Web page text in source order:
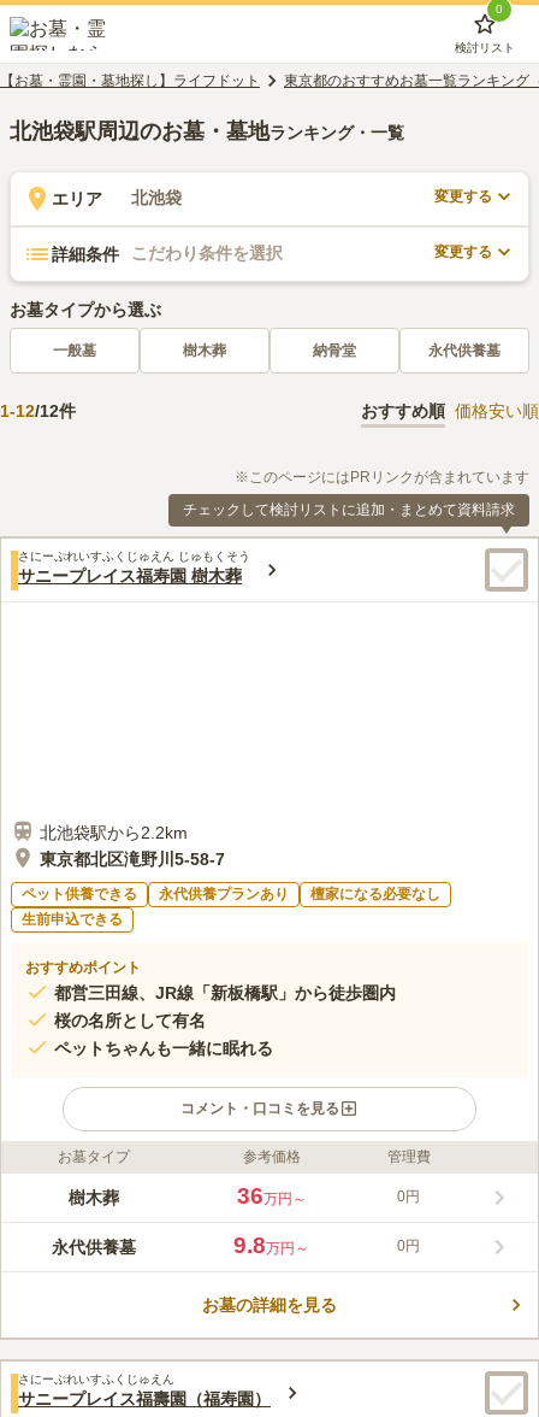
0
検討リスト
【お墓・霊園・墓地探し】ライフドット 東京都のおすすめお墓一覧ランキング
北池袋駅周辺のお墓・墓地ランキング・一覧
エリア 北池袋 変更する
詳細条件 こだわり条件を選択 変更する
お墓タイプから選ぶ
一般墓 樹木葬 納骨堂 永代供養墓
1-12/12件 おすすめ順 価格安い順
※このページにはPRリンクが含まれています
チェックして検討リストに追加・まとめて資料請求
さにーぷれいすふくじゅえん じゅもくそう
サニープレイス福寿園 樹木葬
北池袋駅から2.2km
東京都北区滝野川5-58-7
ペット供養できる 永代供養プランあり
檀家になる必要なし
生前申込できる
おすすめポイント
都営三田線、JR線「新板橋駅」から徒歩圏内
桜の名所として有名
ペットちゃんも一緒に眠れる
コメント・口コミを見る
ライフドット編集部のコメント
都営三田線「新板橋駅」から徒歩６分と駅からのアクセス良好な
参り後の散策も楽しめます。サニープレイス福寿園は、宗旨・宗
派は不問で、生前申込み可能なので、どなたでもご利用頂けま
らず安心できます。また、ペットちゃんと一緒に眠ることができ
みんなの評価
4.4 口コミ20件
30代男性
故人が桜が好きだったため桜がある霊園を探していました。都内
では難しいかなと思いましたが桜の有名な石神井川に隣接するこの霊園を
見つけることができました。今年の春にお墓参りに行きましたが見事な景
お墓タイプ 参考価格 管理費
樹木葬 36万円～ 0円
永代供養墓 9.8万円～ 0円
お墓の詳細を見る
さにーぷれいすふくじゅえん
サニープレイス福壽園（福寿園）